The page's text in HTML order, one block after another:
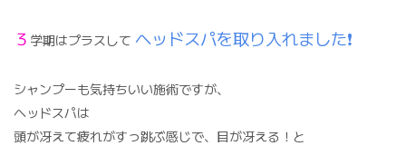
３ 学期はプラスして ヘッドスパを取り入れました❗️
シャンプーも気持ちいい施術ですが、
ヘッドスパは
頭が冴えて疲れがすっ跳ぶ感じで、目が冴える！と